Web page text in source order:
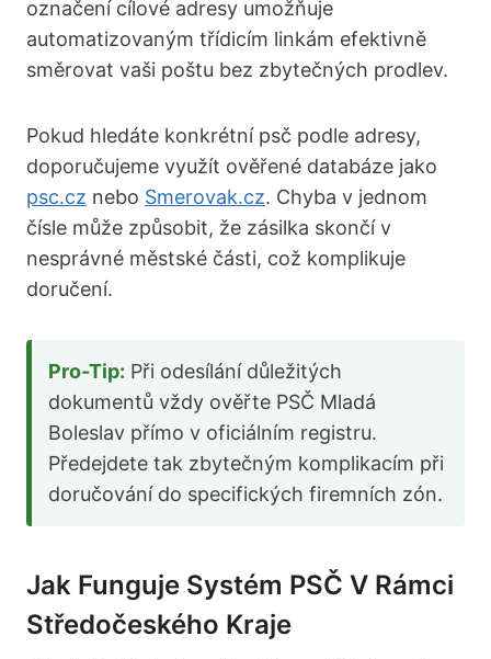
označení cílové adresy umožňuje
automatizovaným třídicím linkám efektivně
směrovat vaši poštu bez zbytečných prodlev.
Pokud hledáte konkrétní psč podle adresy,
doporučujeme využít ověřené databáze jako
psc.cz nebo Smerovak.cz. Chyba v jednom
čísle může způsobit, že zásilka skončí v
nesprávné městské části, což komplikuje
doručení.
Pro-Tip: Při odesílání důležitých
dokumentů vždy ověřte PSČ Mladá
Boleslav přímo v oficiálním registru.
Předejdete tak zbytečným komplikacím při
doručování do specifických firemních zón.
Jak Funguje Systém PSČ V Rámci
Středočeského Kraje